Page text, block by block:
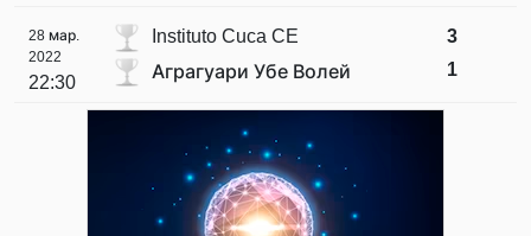
28 мар.
2022
22:30
Instituto Cuca CE
Аграгуари Убе Волей
3
1